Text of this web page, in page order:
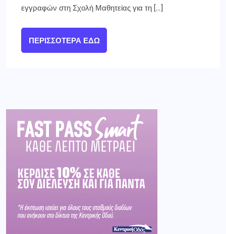
εγγραφών στη Σχολή Μαθητείας για τη […]
ΠΕΡΙΣΣΌΤΕΡΑ ΕΔΏ